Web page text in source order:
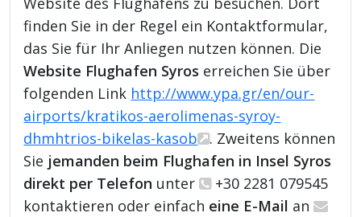
finden Sie in der Regel ein Kontaktformular,
das Sie für Ihr Anliegen nutzen können. Die
Website Flughafen Syros erreichen Sie über
folgenden Link http://www.ypa.gr/en/our-
airports/kratikos-aerolimenas-syroy-
dhmhtrios-bikelas-kasob
. Zweitens können
Sie jemanden beim Flughafen in Insel Syros
direkt per Telefon unter
+30 2281 079545
kontaktieren oder einfach eine E-Mail an